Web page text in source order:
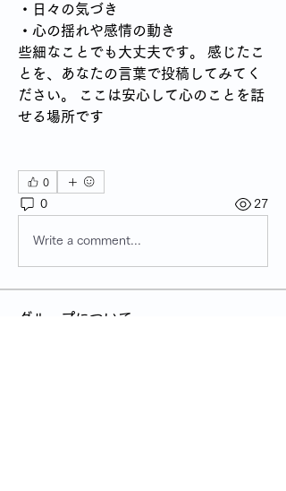
・日々の気づき
・心の揺れや感情の動き
些細なことでも大丈夫です。
感じたこ
とを、あなたの言葉で投稿してみてく
ださい。
ここは安心して心のことを話
せる場所です
0
0 27
Write a comment...
グループについて